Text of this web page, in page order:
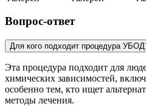
Вопрос-ответ
Для кого подходит процедура
Эта процедура подходит для
химических зависимостей,
особенно тем, кто ищет
методы лечения.